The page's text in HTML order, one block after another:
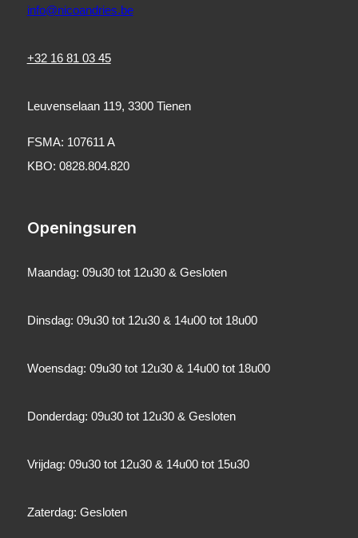
info@nicoandries.be
+32 16 81 03 45
Leuvenselaan 119, 3300 Tienen
FSMA: 107611 A
KBO: 0828.804.820
Openingsuren
Maandag: 09u30 tot 12u30 & Gesloten
Dinsdag: 09u30 tot 12u30 & 14u00 tot 18u00
Woensdag: 09u30 tot 12u30 & 14u00 tot 18u00
Donderdag: 09u30 tot 12u30 & Gesloten
Vrijdag: 09u30 tot 12u30 & 14u00 tot 15u30
Zaterdag: Gesloten